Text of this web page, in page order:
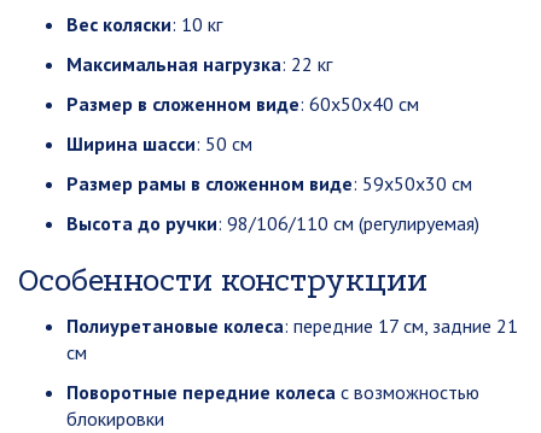
Вес коляски: 10 кг
Максимальная нагрузка: 22 кг
Размер в сложенном виде: 60х50х40 см
Ширина шасси: 50 см
Размер рамы в сложенном виде: 59х50х30 см
Высота до ручки: 98/106/110 см (регулируемая)
Особенности конструкции
Полиуретановые колеса: передние 17 см, задние 21
см
Поворотные передние колеса с возможностью
блокировки